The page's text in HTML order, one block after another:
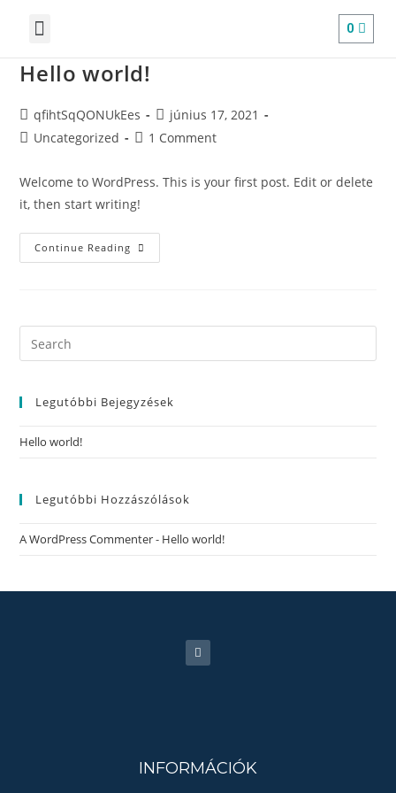
0
Hello world!
qfihtSqQONUkEes
június 17, 2021
Uncategorized
1 Comment
Welcome to WordPress. This is your first post. Edit or delete
it, then start writing!
Continue Reading
Legutóbbi Bejegyzések
Hello world!
Legutóbbi Hozzászólások
A WordPress Commenter- Hello world!
INFORMÁCIÓK